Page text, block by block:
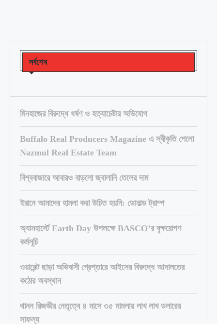
সর্বশেষ
মিনহাজের বিরুদ্ধে ধর্ষণ ও হত্যাচেষ্টার অভিযোগ
Buffalo Real Producers Magazine এ স্বীকৃতি পেলো
Nazmul Real Estate Team
বিশ্ববাজারে আবারও বাড়লো জ্বালানি তেলের দাম
ইরানে আমাদের হামলা করা উচিত হয়নি: ডোনাল্ড ট্রাম্প
অ্যামহার্স্টে Earth Day উপলক্ষে BASCO’র বৃক্ষরোপণ
কর্মসূচি
ওয়ারেন্ট ছাড়া অভিবাসী গ্রেপ্তারে আইসের বিরুদ্ধে আদালতের
কঠোর অবস্থান
থানন রিজভীর নেতৃত্বে ৪ মাসে ৩৫ মামলায় লাখ লাখ ডলারের
সাফল্য